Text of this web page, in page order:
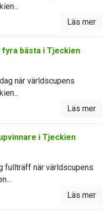
Läs mer
bästa i Tjeckien
när världscupens
Läs mer
i Tjeckien
fullträff när världscupens
Läs mer